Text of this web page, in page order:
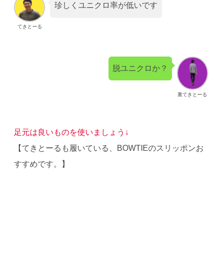
てきとーる
珍しくユニクロ率が低いです
裏てきとーる
脱ユニクロか？
足元は良いものを使いましょう↓
【てきとーるも履いている、BOWTIEのスリッポンお
すすめです。】